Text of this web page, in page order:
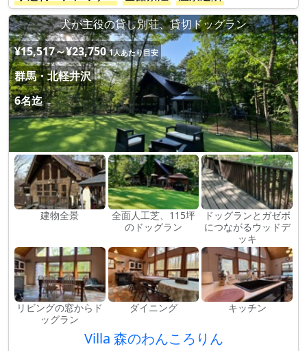
犬が主役の貸し別荘、貸切ドッグラン
¥15,517～¥23,750 1人あたり目安
群馬・北軽井沢
6名迄
建物全景
全面人工芝、115坪
のドッグラン
ドッグランとガゼボ
につながるウッドデ
ッキ
リビングの窓からド
ッグラン
ダイニング キッチン
Villa 森のわんころりん